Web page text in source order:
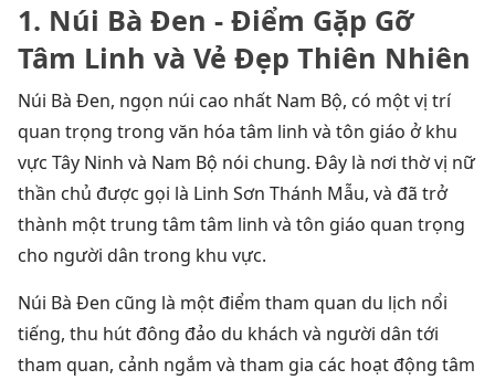
1. Núi Bà Đen - Điểm Gặp Gỡ
Tâm Linh và Vẻ Đẹp Thiên Nhiên
Núi Bà Đen, ngọn núi cao nhất Nam Bộ, có một vị trí
quan trọng trong văn hóa tâm linh và tôn giáo ở khu
vực Tây Ninh và Nam Bộ nói chung. Đây là nơi thờ vị nữ
thần chủ được gọi là Linh Sơn Thánh Mẫu, và đã trở
thành một trung tâm tâm linh và tôn giáo quan trọng
cho người dân trong khu vực.
Núi Bà Đen cũng là một điểm tham quan du lịch nổi
tiếng, thu hút đông đảo du khách và người dân tới
tham quan, cảnh ngắm và tham gia các hoạt động tâm